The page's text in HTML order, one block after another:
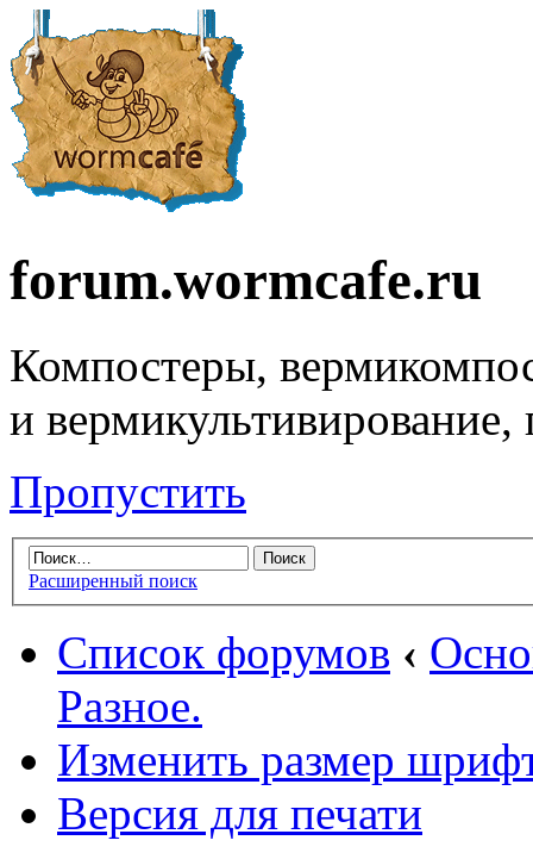
forum.wormcafe.ru
Компостеры,
и
Пропустить
Расширенный поиск
Список форумов ‹
Разное.
Изменить размер
Версия для печати